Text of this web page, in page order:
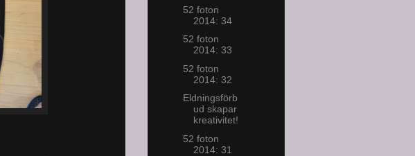
52 foton
2014: 34
52 foton
2014: 33
52 foton
2014: 32
Eldningsförb
ud skapar
kreativitet!
52 foton
2014: 31